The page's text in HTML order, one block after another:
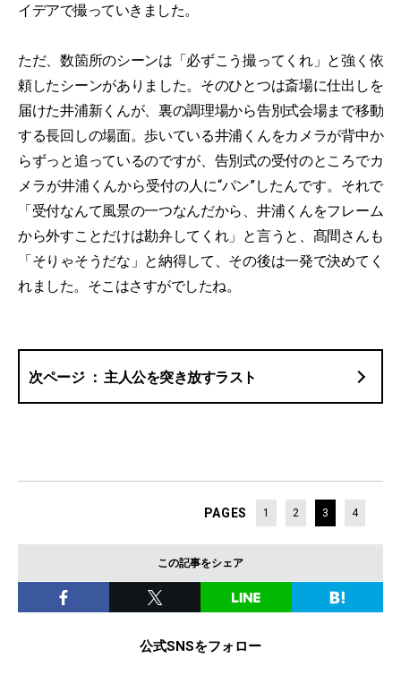
イデアで撮っていきました。
ただ、数箇所のシーンは「必ずこう撮ってくれ」と強く依
頼したシーンがありました。そのひとつは斎場に仕出しを
届けた井浦新くんが、裏の調理場から告別式会場まで移動
する長回しの場面。歩いている井浦くんをカメラが背中か
らずっと追っているのですが、告別式の受付のところでカ
メラが井浦くんから受付の人に“パン”したんです。それで
「受付なんて風景の一つなんだから、井浦くんをフレーム
から外すことだけは勘弁してくれ」と言うと、髙間さんも
「そりゃそうだな」と納得して、その後は一発で決めてく
れました。そこはさすがでしたね。
主人公を突き放すラスト
PAGES 1 2 3 4
この記事をシェア
公式SNSをフォロー